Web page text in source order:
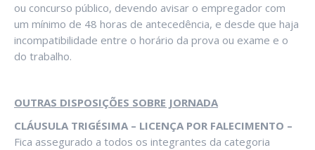
ou concurso público, devendo avisar o empregador com
um mínimo de 48 horas de antecedência, e desde que haja
incompatibilidade entre o horário da prova ou exame e o
do trabalho.
OUTRAS DISPOSIÇÕES SOBRE JORNADA
CLÁUSULA TRIGÉSIMA – LICENÇA POR FALECIMENTO –
Fica assegurado a todos os integrantes da categoria